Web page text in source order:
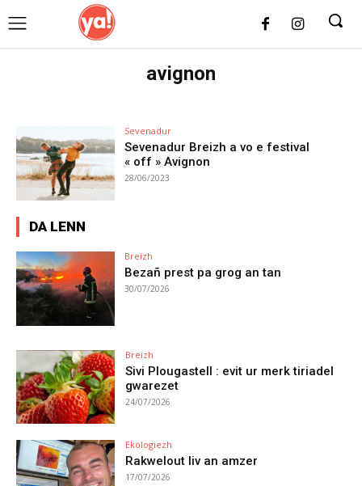
avignon
Sevenadur
Sevenadur Breizh a vo e festival
« off » Avignon
28/06/2023
DA LENN
Breizh
Bezañ prest pa grog an tan
30/07/2026
Breizh
Sivi Plougastell : evit ur merk tiriadel
gwarezet
24/07/2026
Ekologiezh
Rakwelout liv an amzer
17/07/2026